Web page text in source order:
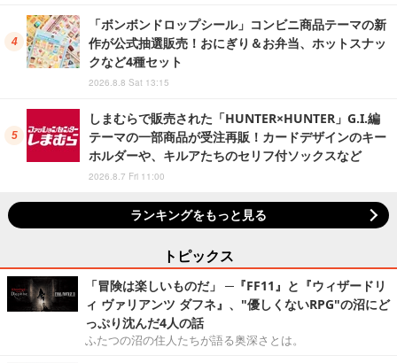
「ボンボンドロップシール」コンビニ商品テーマの新
作が公式抽選販売！おにぎり＆お弁当、ホットスナッ
クなど4種セット
2026.8.8 Sat 13:15
しまむらで販売された「HUNTER×HUNTER」G.I.編
テーマの一部商品が受注再販！カードデザインのキー
ホルダーや、キルアたちのセリフ付ソックスなど
2026.8.7 Fri 11:00
ランキングをもっと見る
トピックス
「冒険は楽しいものだ」 ─『FF11』と『ウィザードリ
ィ ヴァリアンツ ダフネ』、"優しくないRPG"の沼にど
っぷり沈んだ4人の話
ふたつの沼の住人たちが語る奥深さとは。